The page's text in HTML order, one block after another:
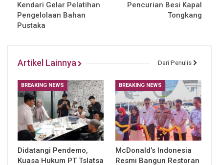
Kendari Gelar Pelatihan
Pengelolaan Bahan
Pustaka
Pencurian Besi Kapal
Tongkang
Artikel Lainnya Dari Penulis
BREAKING NEWS
Didatangi Pendemo,
Kuasa Hukum PT Tslatsa
BREAKING NEWS
McDonald’s Indonesia
Resmi Bangun Restoran